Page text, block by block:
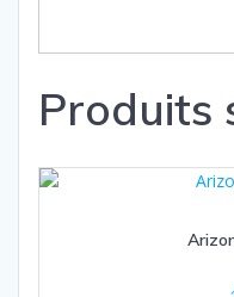
Produits